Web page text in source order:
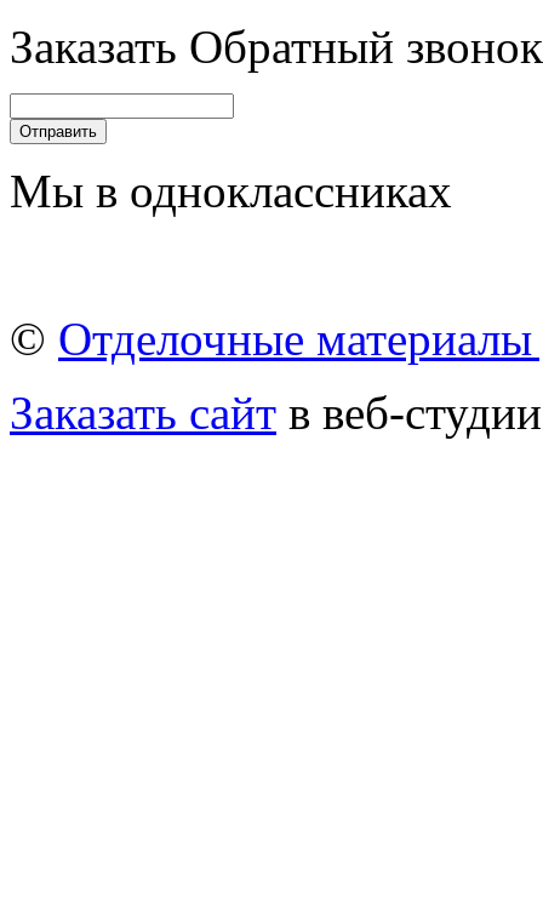
Заказать Обратный звонок
Мы в одноклассниках
© Отделочные
Заказать сайт в веб-